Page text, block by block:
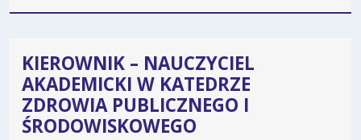
KIEROWNIK – NAUCZYCIEL
AKADEMICKI W KATEDRZE
ZDROWIA PUBLICZNEGO I
ŚRODOWISKOWEGO